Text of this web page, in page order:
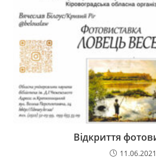
Відкриття
11.06.2021